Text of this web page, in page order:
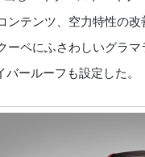
ンテンツ、空力特性の
ーペにふさわしいグラ
ールーフも設定した。